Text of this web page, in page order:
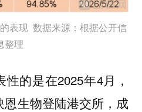
表现 数据来源：根据公开信
整理
的是在2025年4月，
生物登陆港交所，成